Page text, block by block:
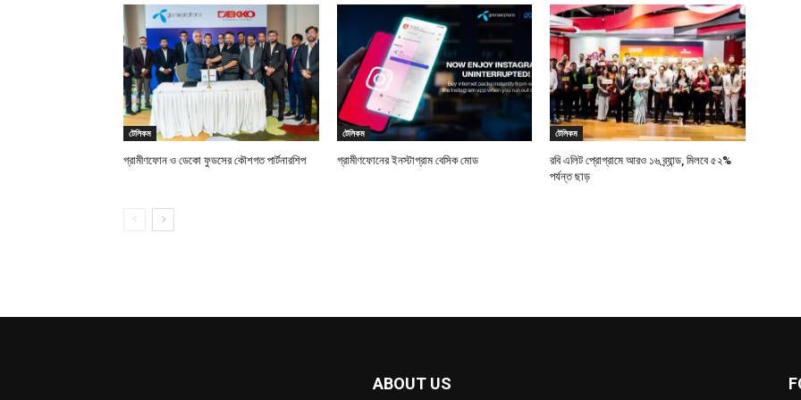
টেলিকম
গ্রামীণফোন ও ডেকো ফুডসের কৌশগত পার্টনারশিপ
টেলিকম
গ্রামীণফোনের ইনস্টাগ্রাম বেসিক মোড
টেলিকম
রবি এলিট প্রোগ্রামে আরও ১৬ ব্র্যান্ড, মিলবে ৫২%
পর্যন্ত ছাড়
ABOUT US